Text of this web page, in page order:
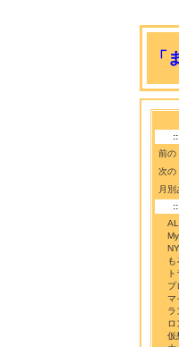
「
前の
次の
月別
プ
マ
ラ
仮